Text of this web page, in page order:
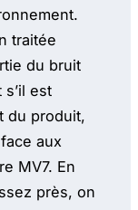
traitée
du bruit
est
du produit,
aux
MV7. En
près, on